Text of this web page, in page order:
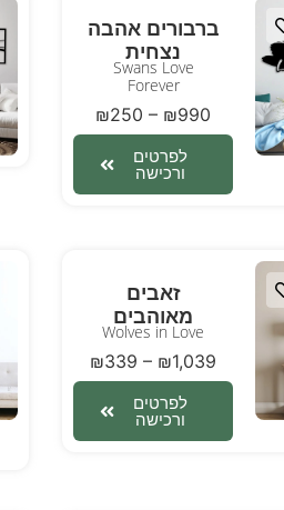
ברבורים אהבה
נצחית
Swans Love
Forever
₪250 – ₪990
לפרטים
ורכישה
זאבים
מאוהבים
Wolves in Love
₪339 – ₪1,039
לפרטים
ורכישה